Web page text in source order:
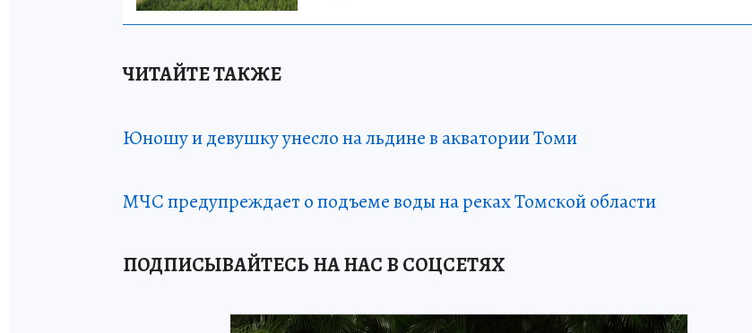
ЧИТАЙТЕ ТАКЖЕ
Юношу и девушку унесло на льдине в акватории Томи
МЧС предупреждает о подъеме воды на реках Томской области
ПОДПИСЫВАЙТЕСЬ НА НАС В СОЦСЕТЯХ